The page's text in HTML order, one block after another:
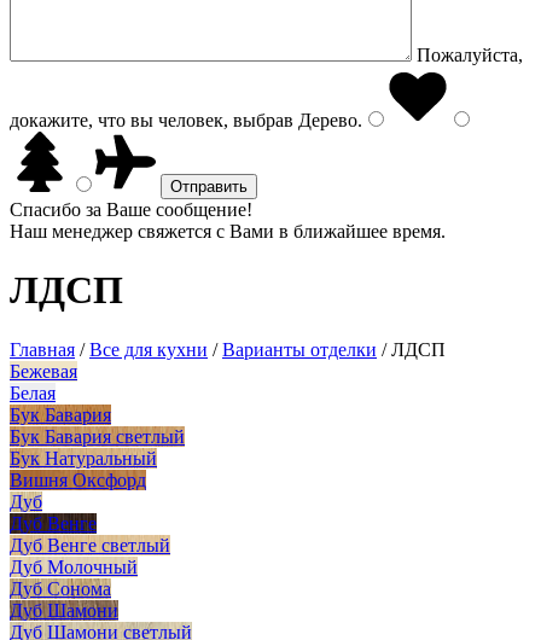
Пожалуйста,
докажите, что вы человек, выбрав Дерево.
Спасибо за Ваше сообщение!
Наш менеджер свяжется с Вами в ближайшее время.
ЛДСП
Главная /Все для кухни /Варианты отделки /ЛДСП
Бежевая
Белая
Бук Бавария
Бук Бавария светлый
Бук Натуральный
Вишня Оксфорд
Дуб
Дуб Венге
Дуб Венге светлый
Дуб Молочный
Дуб Сонома
Дуб Шамони
Дуб Шамони светлый